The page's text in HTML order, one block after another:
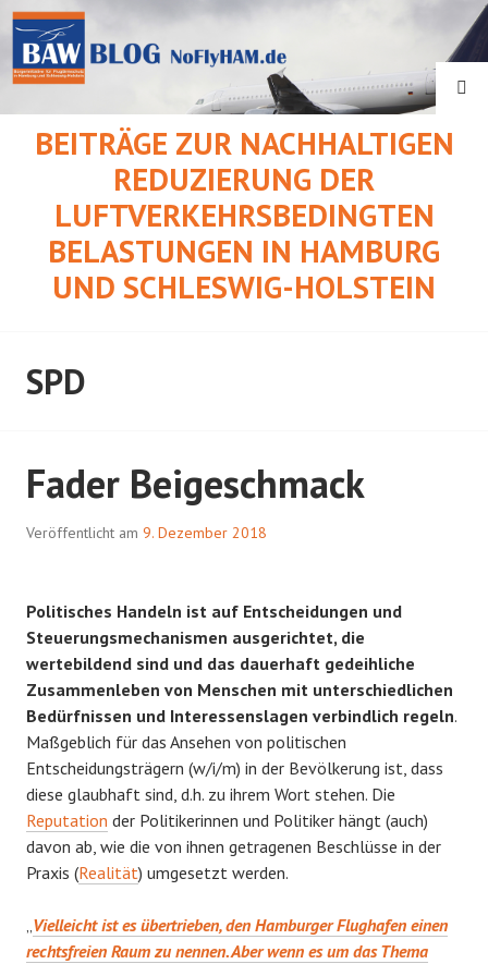
Springe
zum
Inhalt
BEITRÄGE ZUR NACHHALTIGEN
REDUZIERUNG DER
LUFTVERKEHRSBEDINGTEN
BELASTUNGEN IN HAMBURG
UND SCHLESWIG-HOLSTEIN
SPD
Fader Beigeschmack
Veröffentlicht am 9. Dezember 2018
Politisches Handeln ist auf Entscheidungen und
Steuerungsmechanismen ausgerichtet, die
wertebildend sind und das dauerhaft gedeihliche
Zusammenleben von Menschen mit unterschiedlichen
Bedürfnissen und Interessenslagen verbindlich regeln.
Maßgeblich für das Ansehen von politischen
Entscheidungsträgern (w/i/m) in der Bevölkerung ist, dass
diese glaubhaft sind, d.h. zu ihrem Wort stehen. Die
Reputation der Politikerinnen und Politiker hängt (auch)
davon ab, wie die von ihnen getragenen Beschlüsse in der
Praxis (Realität) umgesetzt werden.
Vielleicht ist es übertrieben, den Hamburger Flughafen einen
rechtsfreien Raum zu nennen. Aber wenn es um das Thema